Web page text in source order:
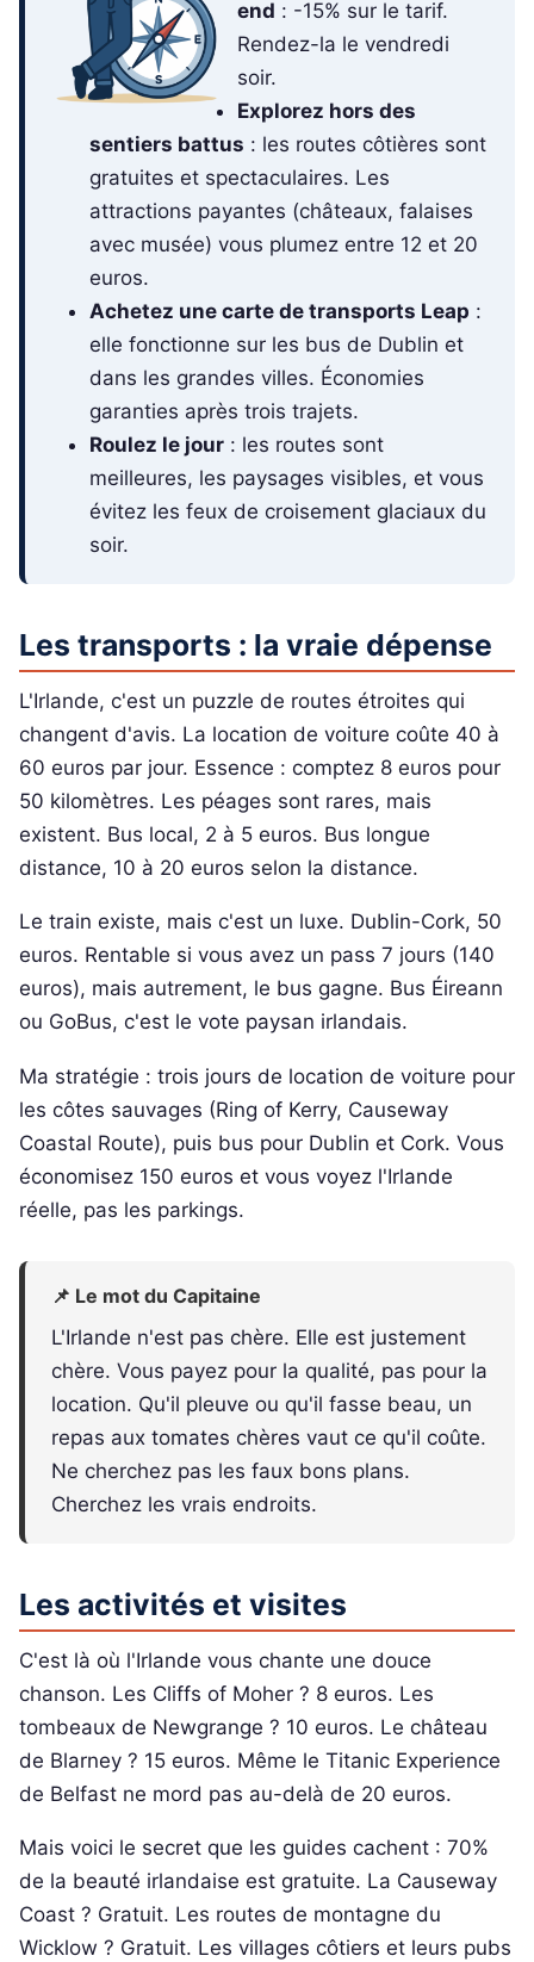
end : -15% sur le tarif.
Rendez-la le vendredi
soir.
Explorez hors des
sentiers battus : les routes côtières sont
gratuites et spectaculaires. Les
attractions payantes (châteaux, falaises
avec musée) vous plumez entre 12 et 20
euros.
Achetez une carte de transports Leap :
elle fonctionne sur les bus de Dublin et
dans les grandes villes. Économies
garanties après trois trajets.
Roulez le jour : les routes sont
meilleures, les paysages visibles, et vous
évitez les feux de croisement glaciaux du
soir.
Les transports : la vraie dépense
L'Irlande, c'est un puzzle de routes étroites qui
changent d'avis. La location de voiture coûte 40 à
60 euros par jour. Essence : comptez 8 euros pour
50 kilomètres. Les péages sont rares, mais
existent. Bus local, 2 à 5 euros. Bus longue
distance, 10 à 20 euros selon la distance.
Le train existe, mais c'est un luxe. Dublin-Cork, 50
euros. Rentable si vous avez un pass 7 jours (140
euros), mais autrement, le bus gagne. Bus Éireann
ou GoBus, c'est le vote paysan irlandais.
Ma stratégie : trois jours de location de voiture pour
les côtes sauvages (Ring of Kerry, Causeway
Coastal Route), puis bus pour Dublin et Cork. Vous
économisez 150 euros et vous voyez l'Irlande
réelle, pas les parkings.
📌 Le mot du Capitaine
L'Irlande n'est pas chère. Elle est justement
chère. Vous payez pour la qualité, pas pour la
location. Qu'il pleuve ou qu'il fasse beau, un
repas aux tomates chères vaut ce qu'il coûte.
Ne cherchez pas les faux bons plans.
Cherchez les vrais endroits.
Les activités et visites
C'est là où l'Irlande vous chante une douce
chanson. Les Cliffs of Moher ? 8 euros. Les
tombeaux de Newgrange ? 10 euros. Le château
de Blarney ? 15 euros. Même le Titanic Experience
de Belfast ne mord pas au-delà de 20 euros.
Mais voici le secret que les guides cachent : 70%
de la beauté irlandaise est gratuite. La Causeway
Coast ? Gratuit. Les routes de montagne du
Wicklow ? Gratuit. Les villages côtiers et leurs pubs